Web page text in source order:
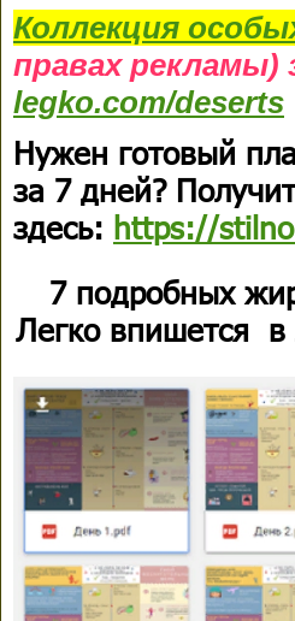
Коллекция
правах рекламы)
legko.com/deserts
Нужен готовый
за 7 дней?
здесь: https://
7 подробных
Легко впишется